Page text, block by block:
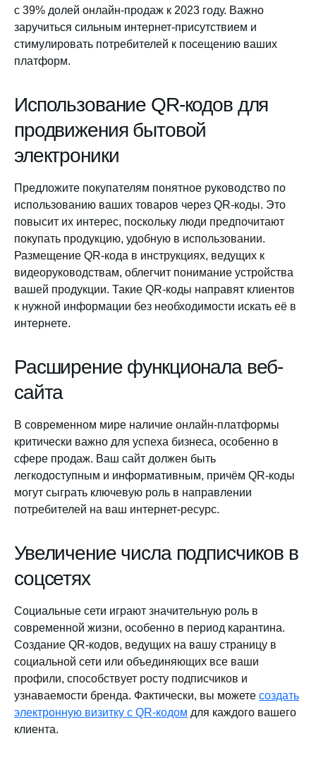
с 39% долей онлайн-продаж к 2023 году. Важно
заручиться сильным интернет-присутствием и
стимулировать потребителей к посещению ваших
платформ.
Использование QR-кодов для
продвижения бытовой
электроники
Предложите покупателям понятное руководство по
использованию ваших товаров через QR-коды. Это
повысит их интерес, поскольку люди предпочитают
покупать продукцию, удобную в использовании.
Размещение QR-кода в инструкциях, ведущих к
видеоруководствам, облегчит понимание устройства
вашей продукции. Такие QR-коды направят клиентов
к нужной информации без необходимости искать её в
интернете.
Расширение функционала веб-
сайта
В современном мире наличие онлайн-платформы
критически важно для успеха бизнеса, особенно в
сфере продаж. Ваш сайт должен быть
легкодоступным и информативным, причём QR-коды
могут сыграть ключевую роль в направлении
потребителей на ваш интернет-ресурс.
Увеличение числа подписчиков в
соцсетях
Социальные сети играют значительную роль в
современной жизни, особенно в период карантина.
Создание QR-кодов, ведущих на вашу страницу в
социальной сети или объединяющих все ваши
профили, способствует росту подписчиков и
узнаваемости бренда. Фактически, вы можете создать
электронную визитку с QR-кодом для каждого вашего
клиента.